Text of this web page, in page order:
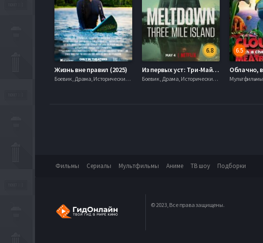
Жизнь вне правил (2025)
Боевик , Драма, Исторические, 720hd, mobilen,
6.8
Из первых уст: Три-Майл-Айленд (2022)
Боевик , Драма, Исторические, 720hd, mobilen,
6.5
Мультфильмы
Фильмы Сериалы Мультфильмы Аниме ТВ шоу Подборки
© 2023, Все права защищены.